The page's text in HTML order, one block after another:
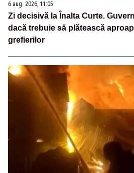
6 aug. 2026, 11:05
Zi decisivă la Înalta Curte.
dacă trebuie să plătească
grefierilor